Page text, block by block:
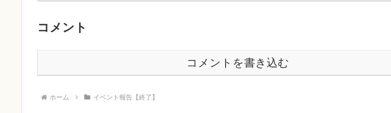
コメント
コメントを書き込む
ホーム イベント報告【終了】